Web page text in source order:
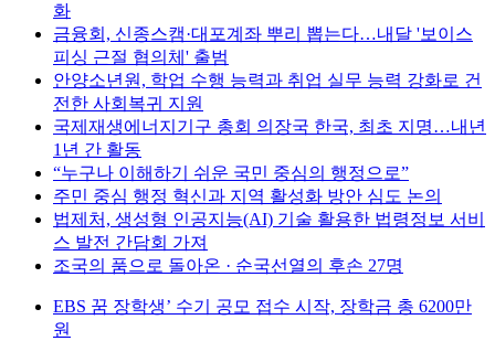
화
금융회, 신종스캠·대포계좌 뿌리 뽑는다…내달 '보이스
피싱 근절 협의체' 출범
안양소년원, 학업 수행 능력과 취업 실무 능력 강화로 건
전한 사회복귀 지원
국제재생에너지기구 총회 의장국 한국, 최초 지명…내년
1년 간 활동
“누구나 이해하기 쉬운 국민 중심의 행정으로”
주민 중심 행정 혁신과 지역 활성화 방안 심도 논의
법제처, 생성형 인공지능(AI) 기술 활용한 법령정보 서비
스 발전 간담회 가져
조국의 품으로 돌아온 · 순국선열의 후손 27명
EBS 꿈 장학생’ 수기 공모 접수 시작, 장학금 총 6200만
원